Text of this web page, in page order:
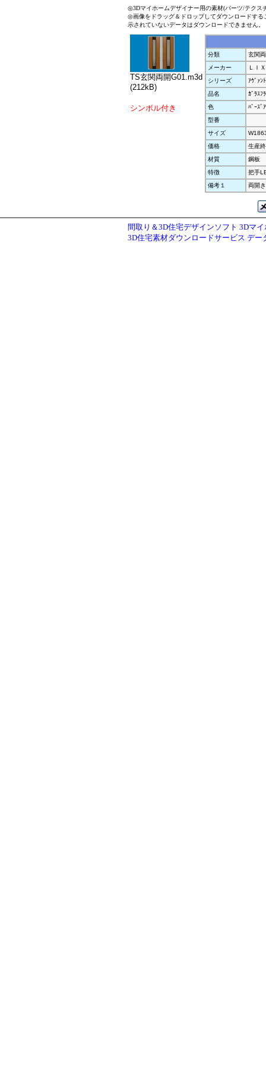
◎3Dマイホームデザイナー用の素材(パーツ/テクス
◎画像をドラッグ＆ドロップしてダウンロードす
示されていないデータはダウンロードできません。
TS玄関両開G01.m3d
(212kB)
シンボル付き
分類
玄関
メーカー
ＬＩ
シリーズ
ｱｳﾞｧﾝ
品名
ｶﾞﾗｽﾌ
色
ﾊﾞｰｽﾞ
型番
サイズ
価格
生産
材質
鋼板
特徴
把手
備考１
両開き
間取り＆3D住宅デザインソフト 3Dマ
3D住宅素材ダウンロードサービス デー